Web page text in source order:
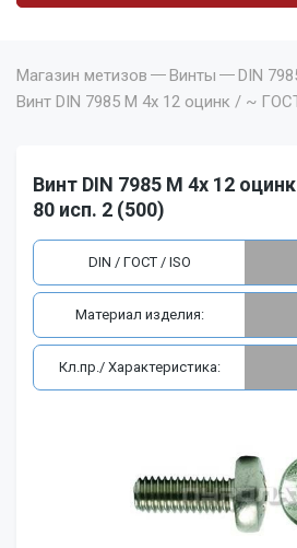
Магазин метизов Винты
DIN
Винт DIN 7985 M 4x 12 оцинк / ~
Винт DIN 7985 M 4x 12
80 исп. 2 (500)
DIN / ГОСТ / ISO
Материал изделия:
Кл.пр./ Характеристика: